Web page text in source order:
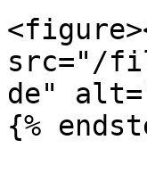
src="/
de"
{%